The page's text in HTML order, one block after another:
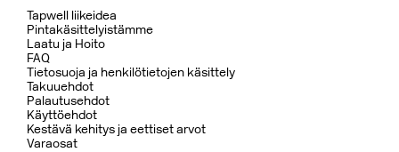
Tapwell liikeidea
Pintakäsittelyistämme
Laatu ja Hoito
FAQ
Tietosuoja ja henkilötietojen käsittely
Takuuehdot
Palautusehdot
Käyttöehdot
Kestävä kehitys ja eettiset arvot
Varaosat